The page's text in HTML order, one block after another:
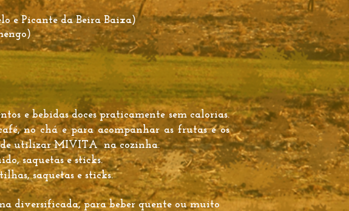
e Picante da Beira Baixa)
e bebidas doces praticamente sem calorias.
no chá e para acompanhar as frutas e os
de utilizar MIVITA na cozinha.
saquetas e sticks.
saquetas e sticks.
diversificada, para beber quente ou muito